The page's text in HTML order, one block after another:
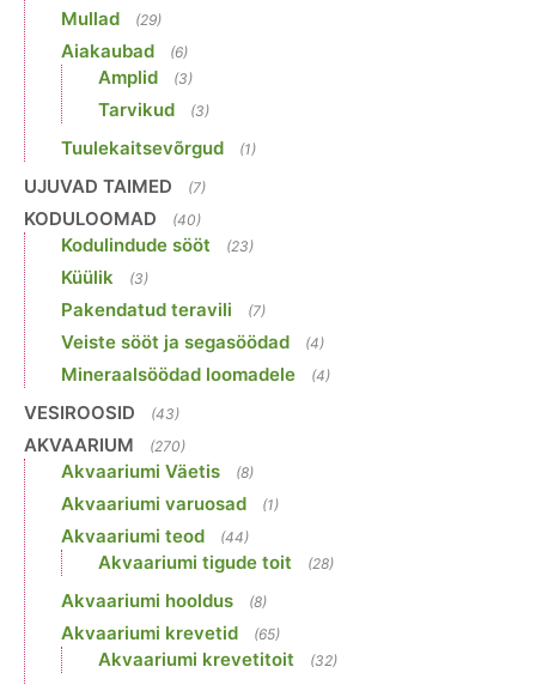
Mullad (29)
Aiakaubad (6)
Amplid (3)
Tarvikud (3)
Tuulekaitsevõrgud (1)
UJUVAD TAIMED (7)
KODULOOMAD (40)
Kodulindude sööt (23)
Küülik (3)
Pakendatud teravili (7)
Veiste sööt ja segasöödad (4)
Mineraalsöödad loomadele (4)
VESIROOSID (43)
AKVAARIUM (270)
Akvaariumi Väetis (8)
Akvaariumi varuosad (1)
Akvaariumi teod (44)
Akvaariumi tigude toit (28)
Akvaariumi hooldus (8)
Akvaariumi krevetid (65)
Akvaariumi krevetitoit (32)